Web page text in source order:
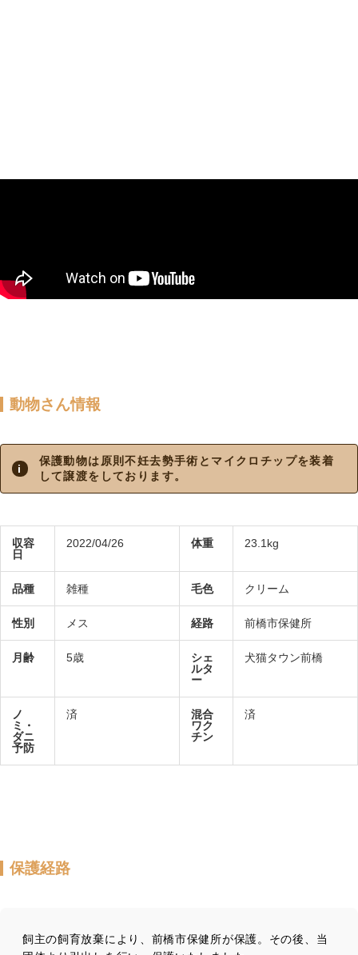
動物さん情報
保護動物は原則不妊去勢手術とマイクロチップを装着
して譲渡をしております。
収容
日
2022/04/26 体重 23.1kg
品種 雑種 毛色 クリーム
性別 メス 経路 前橋市保健所
月齢 5歳
シェ
ルタ
ー
犬猫タウン前橋
ノ
ミ・
ダニ
予防
済
混合
ワク
チン
済
保護経路
飼主の飼育放棄により、前橋市保健所が保護。その後、当